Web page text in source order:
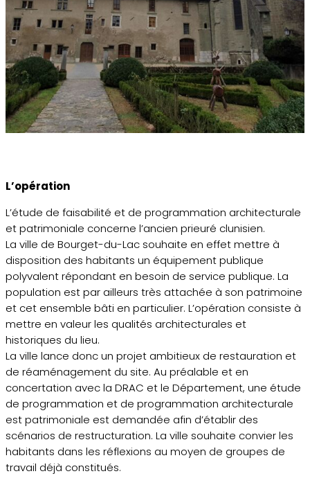
L’opération
L’étude de faisabilité et de programmation architecturale
et patrimoniale concerne l’ancien prieuré clunisien.
La ville de Bourget-du-Lac souhaite en effet mettre à
disposition des habitants un équipement publique
polyvalent répondant en besoin de service publique. La
population est par ailleurs très attachée à son patrimoine
et cet ensemble bâti en particulier. L’opération consiste à
mettre en valeur les qualités architecturales et
historiques du lieu.
La ville lance donc un projet ambitieux de restauration et
de réaménagement du site. Au préalable et en
concertation avec la DRAC et le Département, une étude
de programmation et de programmation architecturale
est patrimoniale est demandée afin d’établir des
scénarios de restructuration. La ville souhaite convier les
habitants dans les réflexions au moyen de groupes de
travail déjà constitués.